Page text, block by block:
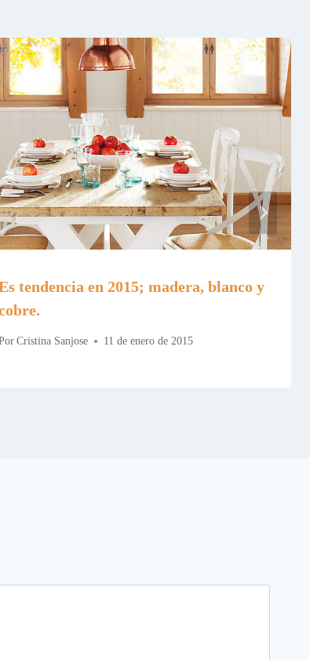
tendencia en 2015; madera, blanco y
Cristina Sanjose 11 de enero de 2015